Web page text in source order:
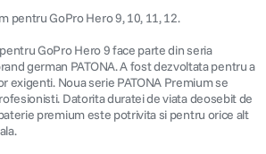
pentru GoPro Hero 9, 10, 11, 12.
GoPro Hero 9 face parte din seria
german PATONA. A fost dezvoltata pentru a
exigenti. Noua serie PATONA Premium se
Datorita duratei de viata deosebit de
premium este potrivita si pentru orice alt